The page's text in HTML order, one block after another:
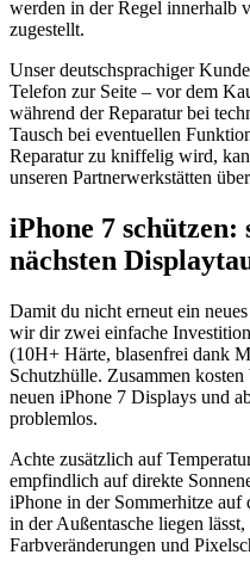
werden in der Regel innerhalb
zugestellt.
Unser deutschsprachiger
Telefon zur Seite – vor dem
während der Reparatur bei
Tausch bei eventuellen
Reparatur zu kniffelig wird,
unseren Partnerwerkstätten
iPhone 7 schützen:
nächsten
Damit du nicht erneut ein
wir dir zwei einfache
(10H+ Härte, blasenfrei dank
Schutzhülle. Zusammen
neuen iPhone 7 Displays und
problemlos.
Achte zusätzlich auf
empfindlich auf direkte
iPhone in der Sommerhitze
in der Außentasche liegen
Farbveränderungen und